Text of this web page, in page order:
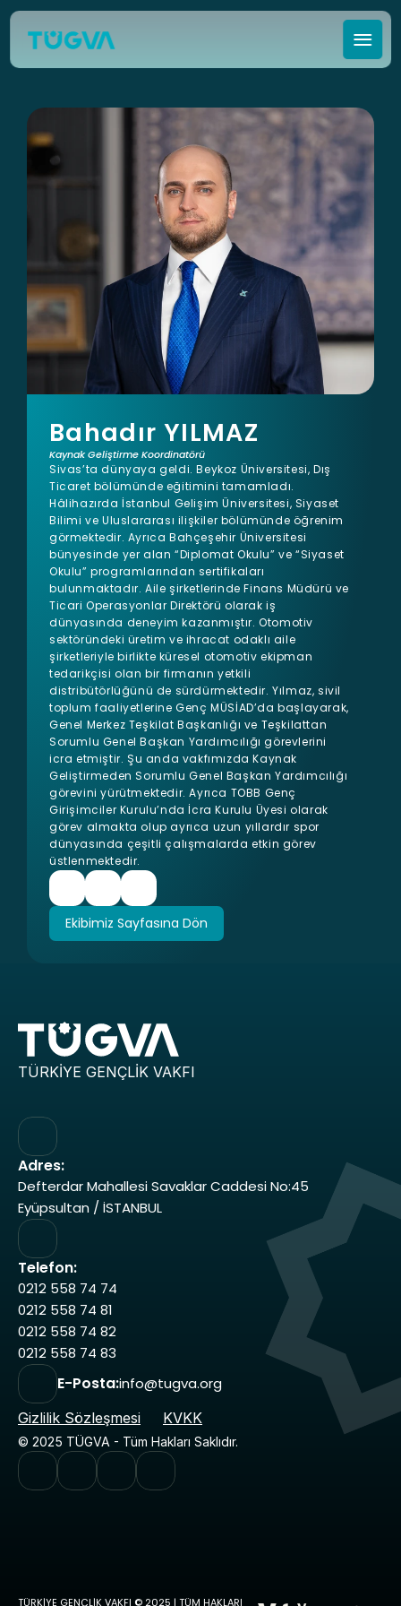
Bahadır YILMAZ
Kaynak Geliştirme Koordinatörü
Sivas’ta dünyaya geldi. Beykoz Üniversitesi, Dış
Ticaret bölümünde eğitimini tamamladı.
Hâlihazırda İstanbul Gelişim Üniversitesi, Siyaset
Bilimi ve Uluslararası ilişkiler bölümünde öğrenim
görmektedir. Ayrıca Bahçeşehir Üniversitesi
bünyesinde yer alan “Diplomat Okulu” ve “Siyaset
Okulu” programlarından sertifikaları
bulunmaktadır. Aile şirketlerinde Finans Müdürü ve
Ticari Operasyonlar Direktörü olarak iş
dünyasında deneyim kazanmıştır. Otomotiv
sektöründeki üretim ve ihracat odaklı aile
şirketleriyle birlikte küresel otomotiv ekipman
tedarikçisi olan bir firmanın yetkili
distribütörlüğünü de sürdürmektedir. Yılmaz, sivil
toplum faaliyetlerine Genç MÜSİAD’da başlayarak,
Genel Merkez Teşkilat Başkanlığı ve Teşkilattan
Sorumlu Genel Başkan Yardımcılığı görevlerini
icra etmiştir. Şu anda vakfımızda Kaynak
Geliştirmeden Sorumlu Genel Başkan Yardımcılığı
görevini yürütmektedir. Ayrıca TOBB Genç
Girişimciler Kurulu’nda İcra Kurulu Üyesi olarak
görev almakta olup ayrıca uzun yıllardır spor
dünyasında çeşitli çalışmalarda etkin görev
üstlenmektedir.
Ekibimiz Sayfasına Dön
TÜRKİYE GENÇLİK VAKFI
Adres:
Defterdar Mahallesi Savaklar Caddesi No:45
Eyüpsultan / İSTANBUL
Telefon:
0212 558 74 74
0212 558 74 81
0212 558 74 82
0212 558 74 83
E-Posta:info@tugva.org
Gizlilik Sözleşmesi KVKK
© 2025 TÜGVA - Tüm Hakları Saklıdır.
TÜRKİYE GENÇLİK VAKFI © 2025 | TÜM HAKLARI